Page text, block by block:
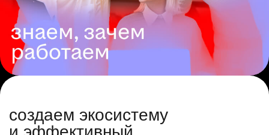
создаем экосистему